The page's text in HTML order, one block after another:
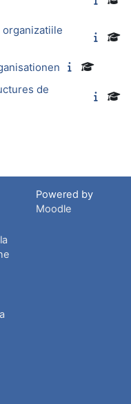
organizatiile
de
Powered by
Moodle